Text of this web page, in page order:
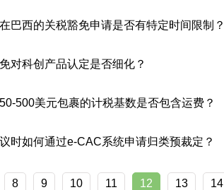
巴西的关税豁免申请是否有特定时间限制？
对科创产品认定是否细化？
500美元包裹的计税基数是否包含运费？
时如何通过e-CAC系统申请归类预裁定？
8 9 10 11 12 13 14